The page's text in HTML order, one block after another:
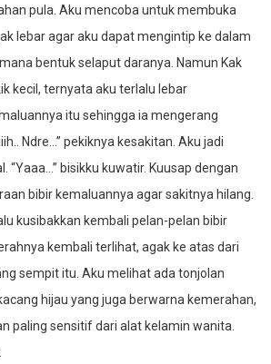
pula. Aku mencoba untuk membuka
lebar agar aku dapat mengintip ke dalam
bentuk selaput daranya. Namun Kak
kecil, ternyata aku terlalu lebar
itu sehingga ia mengerang
Ndre…” pekiknya kesakitan. Aku jadi
“Yaaa…” bisikku kuwatir. Kuusap dengan
bibir kemaluannya agar sakitnya hilang.
kusibakkan kembali pelan-pelan bibir
kembali terlihat, agak ke atas dari
sempit itu. Aku melihat ada tonjolan
hijau yang juga berwarna kemerahan,
paling sensitif dari alat kelamin wanita.